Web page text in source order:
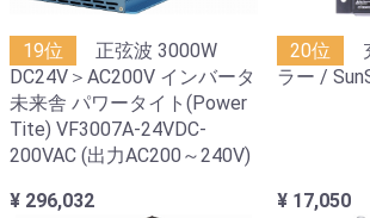
19位
正弦波 3000W
DC24V＞AC200V インバータ
未来舎 パワータイト(Power
Tite) VF3007A-24VDC-
200VAC (出力AC200～240V)
¥ 296,032
20位
ラー /
¥ 17,050